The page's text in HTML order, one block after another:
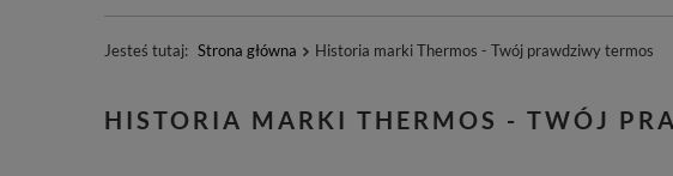
Jesteś tutaj: Strona główna Historia marki Thermos - Twój prawdziwy termos
HISTORIA MARKI THERMOS - TWÓJ